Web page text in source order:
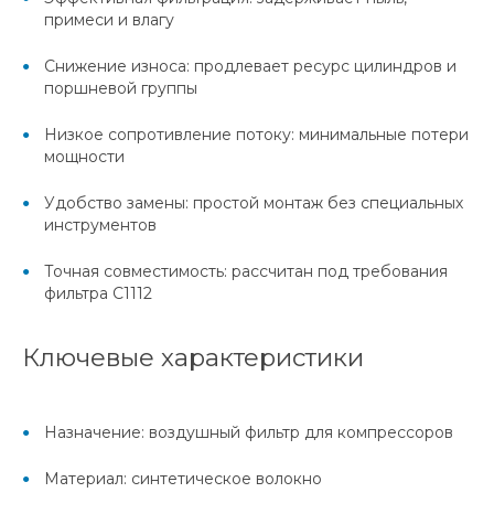
примеси и влагу
Снижение износа: продлевает ресурс цилиндров и
поршневой группы
Низкое сопротивление потоку: минимальные потери
мощности
Удобство замены: простой монтаж без специальных
инструментов
Точная совместимость: рассчитан под требования
фильтра C1112
Ключевые характеристики
Назначение: воздушный фильтр для компрессоров
Материал: синтетическое волокно